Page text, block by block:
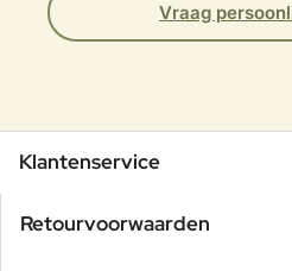
Vraag
Klantenservice
Retourvoorwaarden